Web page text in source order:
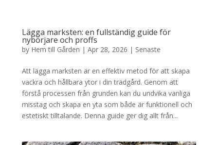
Lägga marksten: en fullständig guide för
nybörjare och proffs
by Hem till Gården | Apr 28, 2026 | Senaste
Att lägga marksten är en effektiv metod för att skapa
vackra och hållbara ytor i din trädgård. Genom att
förstå processen från grunden kan du undvika vanliga
misstag och skapa en yta som både är funktionell och
estetiskt tilltalande. Denna guide ger dig allt från...